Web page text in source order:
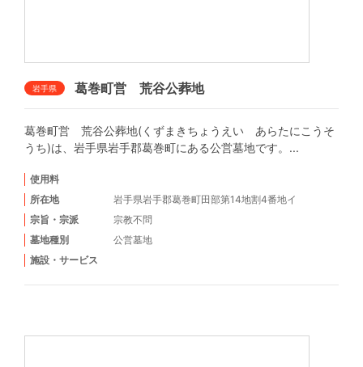
岩手県 葛巻町営 荒谷公葬地
葛巻町営 荒谷公葬地(くずまきちょうえい あらたにこうそ
うち)は、岩手県岩手郡葛巻町にある公営墓地です。...
使用料
所在地
岩手県岩手郡葛巻町田部第14地割4番地イ
宗旨・宗派
宗教不問
墓地種別
公営墓地
施設・サービス